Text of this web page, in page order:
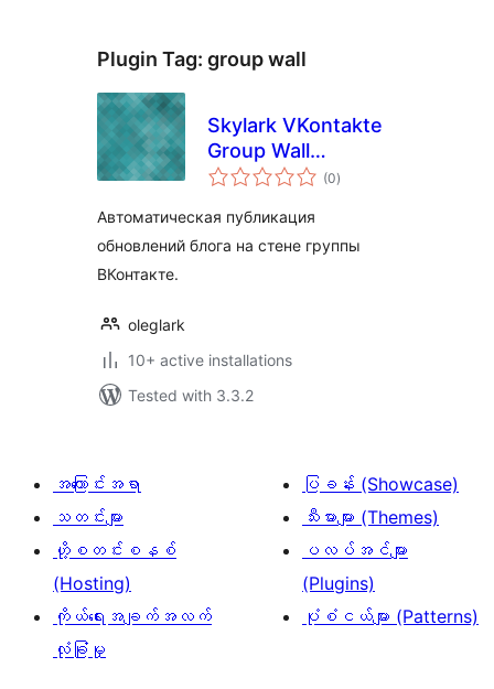
Plugin Tag: group wall
Skylark VKontakte
Group Wall
Publisher
(0total
ratings
)
Автоматическая публикация
обновлений блога на стене группы
ВКонтакте.
oleglark
10+ active installations
Tested with 3.3.2
အကြောင်းအရာ
သတင်းများ
ဟို့စတင်းစနစ်
(Hosting)
ကိုယ်ရေးအချက်အလက်
လုံခြုံမှု
ပြခန်း (Showcase)
သီးမားများ (Themes)
ပလပ်အင်များ
(Plugins)
ပုံစံငယ်များ (Patterns)